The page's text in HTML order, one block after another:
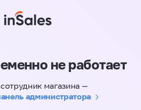
не работает
магазина —
администратора